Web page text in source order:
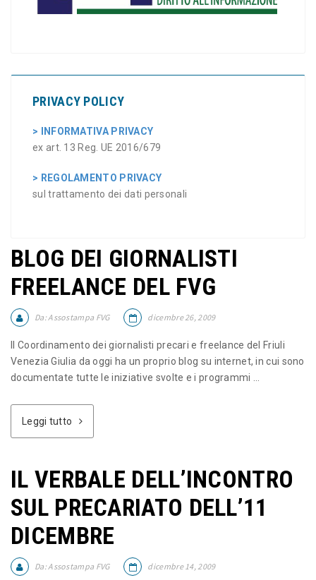
PRIVACY POLICY
> INFORMATIVA PRIVACY
ex art. 13 Reg. UE 2016/679
> REGOLAMENTO PRIVACY
sul trattamento dei dati personali
BLOG DEI GIORNALISTI
FREELANCE DEL FVG
Da:Assostampa FVG dicembre 26, 2009
Il Coordinamento dei giornalisti precari e freelance del Friuli
Venezia Giulia da oggi ha un proprio blog su internet, in cui sono
documentate tutte le iniziative svolte e i programmi ...
Leggi tutto
IL VERBALE DELL’INCONTRO
SUL PRECARIATO DELL’11
DICEMBRE
Da:Assostampa FVG dicembre 14, 2009